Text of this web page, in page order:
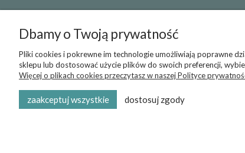
Fajna kategoria:
Kołderki do wózka dziecięcego
© 2019-2026 Sklep Internetowy Mulinek -
Dbamy o Twoją prywatność
Pliki cookies i pokrewne im technologie umożliwiają poprawne
sklepu lub dostosować użycie plików do swoich preferencji,
Więcej o plikach cookies przeczytasz w naszej Polityce
zaakceptuj wszystkie dostosuj zgody